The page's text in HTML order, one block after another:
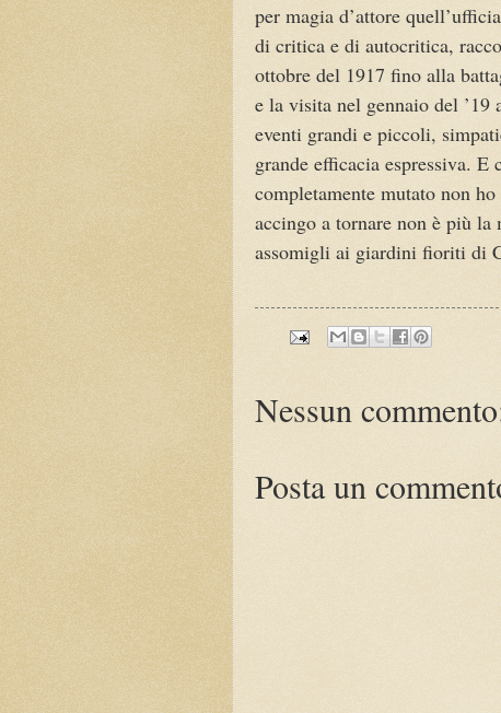
per magia d’attore
di critica e di autocritica,
ottobre del 1917 fino alla
e la visita nel gennaio del
eventi grandi e piccoli,
grande efficacia espressiva.
completamente mutato non
accingo a tornare non è più
assomigli ai giardini fioriti di
Nessun
Posta un